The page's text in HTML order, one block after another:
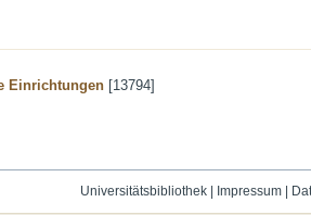
Einrichtungen [13794]
Universitätsbibliothek| Impressum|